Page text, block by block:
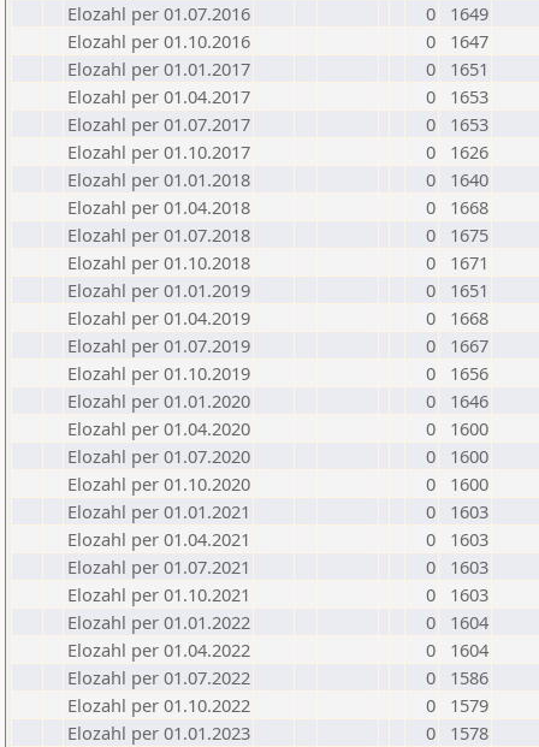
Elozahl per 01.07.2016
0
1649
Elozahl per 01.10.2016
0
1647
Elozahl per 01.01.2017
0
1651
Elozahl per 01.04.2017
0
1653
Elozahl per 01.07.2017
0
1653
Elozahl per 01.10.2017
0
1626
Elozahl per 01.01.2018
0
1640
Elozahl per 01.04.2018
0
1668
Elozahl per 01.07.2018
0
1675
Elozahl per 01.10.2018
0
1671
Elozahl per 01.01.2019
0
1651
Elozahl per 01.04.2019
0
1668
Elozahl per 01.07.2019
0
1667
Elozahl per 01.10.2019
0
1656
Elozahl per 01.01.2020
0
1646
Elozahl per 01.04.2020
0
1600
Elozahl per 01.07.2020
0
1600
Elozahl per 01.10.2020
0
1600
Elozahl per 01.01.2021
0
1603
Elozahl per 01.04.2021
0
1603
Elozahl per 01.07.2021
0
1603
Elozahl per 01.10.2021
0
1603
Elozahl per 01.01.2022
0
1604
Elozahl per 01.04.2022
0
1604
Elozahl per 01.07.2022
0
1586
Elozahl per 01.10.2022
0
1579
Elozahl per 01.01.2023
0
1578